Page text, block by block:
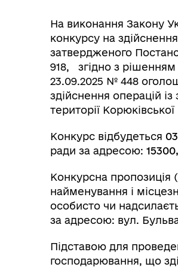
Очищення влади
На виконання Закону
конкурсу на
затвердженого
918, згідно з рішенням
23.09.2025 № 448
здійснення операцій
території
Конкурс відбудеться
ради за адресою:
Конкурсна пропозиція
найменування і
особисто чи
за адресою: вул.
Підставою для
господарювання, що